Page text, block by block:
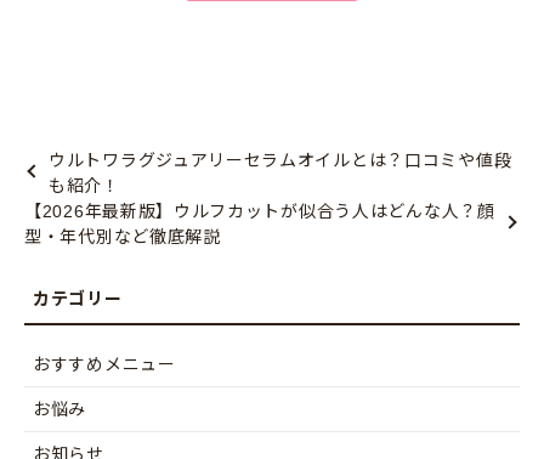
ウルトワラグジュアリーセラムオイルとは？口コミや値段
も紹介！
【2026年最新版】ウルフカットが似合う人はどんな人？顔
型・年代別など徹底解説
おすすめメニュー
お悩み
お知らせ